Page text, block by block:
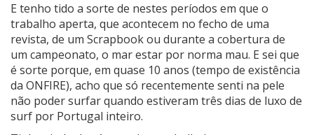
E tenho tido a sorte de nestes períodos em que o
trabalho aperta, que acontecem no fecho de uma
revista, de um Scrapbook ou durante a cobertura de
um campeonato, o mar estar por norma mau. E sei que
é sorte porque, em quase 10 anos (tempo de existência
da ONFIRE), acho que só recentemente senti na pele
não poder surfar quando estiveram três dias de luxo de
surf por Portugal inteiro.